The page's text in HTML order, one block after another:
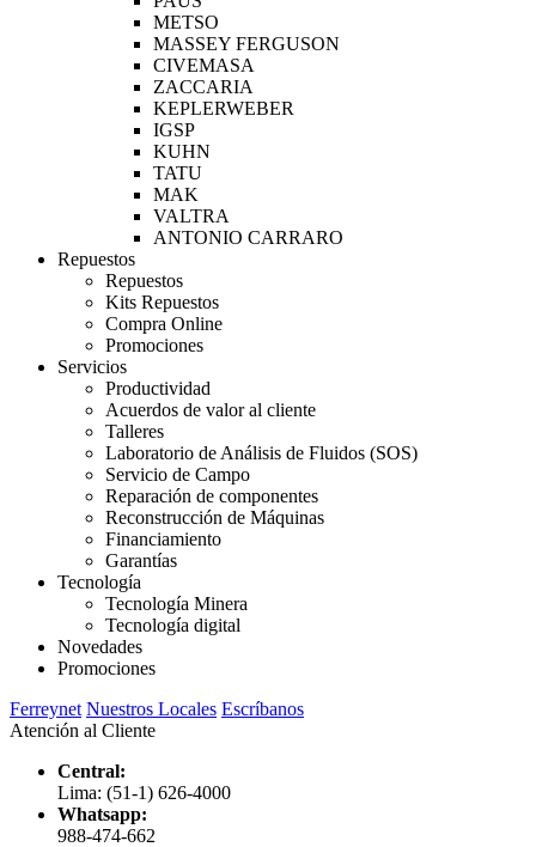
METSO
MASSEY FERGUSON
CIVEMASA
ZACCARIA
KEPLERWEBER
IGSP
KUHN
TATU
MAK
VALTRA
ANTONIO CARRARO
Repuestos
Repuestos
Kits Repuestos
Compra Online
Promociones
Servicios
Productividad
Acuerdos de valor al cliente
Talleres
Laboratorio de Análisis de Fluidos (SOS)
Servicio de Campo
Reparación de componentes
Reconstrucción de Máquinas
Financiamiento
Garantías
Tecnología
Tecnología Minera
Tecnología digital
Novedades
Promociones
Ferreynet Nuestros Locales Escríbanos
Atención al Cliente
Central:
Lima: (51-1) 626-4000
Whatsapp:
988-474-662